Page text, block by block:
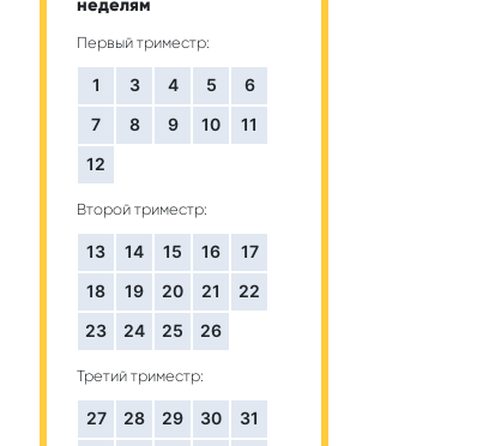
Первый триместр:
1 3 4 5
6
7
8 9 10
11
12
Второй триместр:
13 14 15 16
17
18
19 20 21
22
23
24 25 26
Третий триместр:
27 28 29 30
31